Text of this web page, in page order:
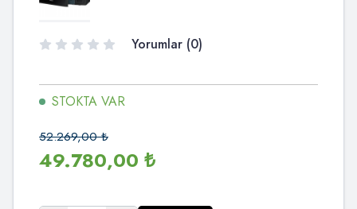
Yorumlar (0)
STOKTA VAR
52.269,00₺
49.780,00 ₺